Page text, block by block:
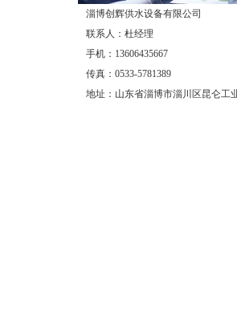
淄博创辉供水设备有限公司
联系人：杜经理
手机：13606435667
传真：0533-5781389
地址：山东省淄博市淄川区昆仑工